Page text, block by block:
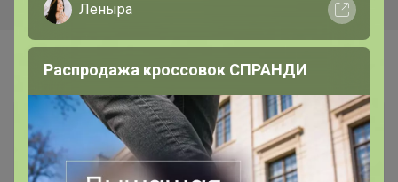
Самые желанные
Леныра
Распродажа кроссовок СПРАНДИ